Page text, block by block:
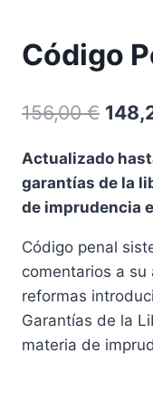
Código
156,00€ El
era:
Actualizado
garantías de la
de imprudencia
Código penal
comentarios a
reformas
Garantías de la
materia de